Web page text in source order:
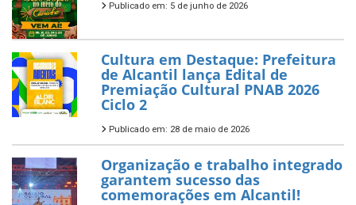
Publicado em: 5 de junho de 2026
Cultura em Destaque: Prefeitura
de Alcantil lança Edital de
Premiação Cultural PNAB 2026
Ciclo 2
Publicado em: 28 de maio de 2026
Organização e trabalho integrado
garantem sucesso das
comemorações em Alcantil!